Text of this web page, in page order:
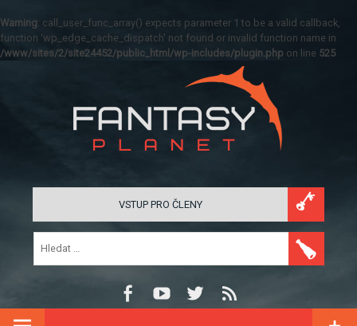
Warning: call_user_func_array() expects parameter 1 to be a valid callback,
function 'wp_edge_cache_dispatch' not found or invalid function name in
/www/sites/2/site24452/public_html/wp-includes/plugin.php on line 525
VSTUP PRO ČLENY